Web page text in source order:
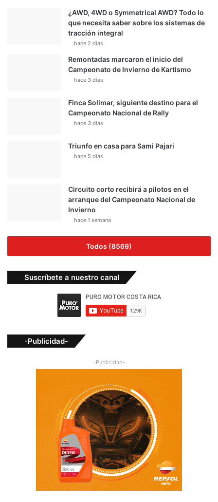
¿AWD, 4WD o Symmetrical AWD? Todo lo
que necesita saber sobre los sistemas de
tracción integral
hace 2 días
Remontadas marcaron el inicio del
Campeonato de Invierno de Kartismo
hace 3 días
Finca Solimar, siguiente destino para el
Campeonato Nacional de Rally
hace 3 días
Triunfo en casa para Sami Pajari
hace 5 días
Circuito corto recibirá a pilotos en el
arranque del Campeonato Nacional de
Invierno
hace 1 semana
Todos (8569)
Suscríbete a nuestro canal
-Publicidad-
-Publicidad-